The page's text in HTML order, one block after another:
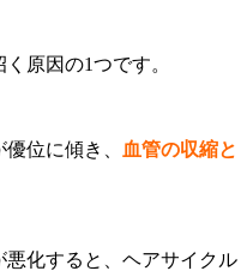
原因の1つです。
位に傾き、
血管の収縮と
化すると、ヘアサイクル